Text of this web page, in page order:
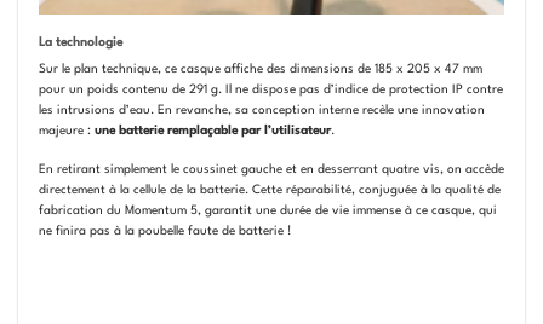
La technologie
Sur le plan technique, ce casque affiche des dimensions de 185 x 205 x 47 mm
pour un poids contenu de 291 g. Il ne dispose pas d’indice de protection IP contre
les intrusions d’eau. En revanche, sa conception interne recèle une innovation
majeure : une batterie remplaçable par l’utilisateur.
En retirant simplement le coussinet gauche et en desserrant quatre vis, on accède
directement à la cellule de la batterie. Cette réparabilité, conjuguée à la qualité de
fabrication du Momentum 5, garantit une durée de vie immense à ce casque, qui
ne finira pas à la poubelle faute de batterie !